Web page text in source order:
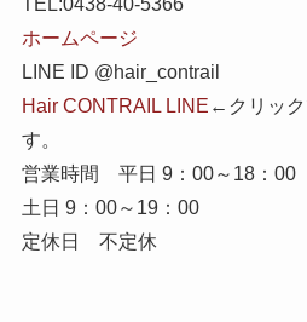
TEL:0438-40-5366
ホームページ
LINE ID @hair_contrail
Hair CONTRAIL LINE ←クリック
す。
営業時間 平日 9：00～18：00
土日 9：00～19：00
定休日 不定休